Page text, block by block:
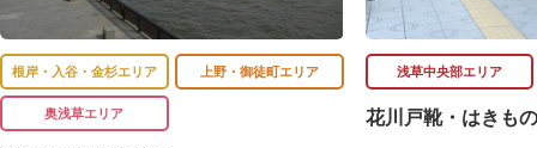
根岸・入谷・金杉エリア 上野・御徒町エリア
奥浅草エリア
浅草中央部エリア
花川戸靴・はきも